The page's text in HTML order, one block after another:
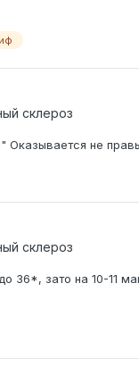
склероз
Оказывается не
склероз
36*, зато на 10-11